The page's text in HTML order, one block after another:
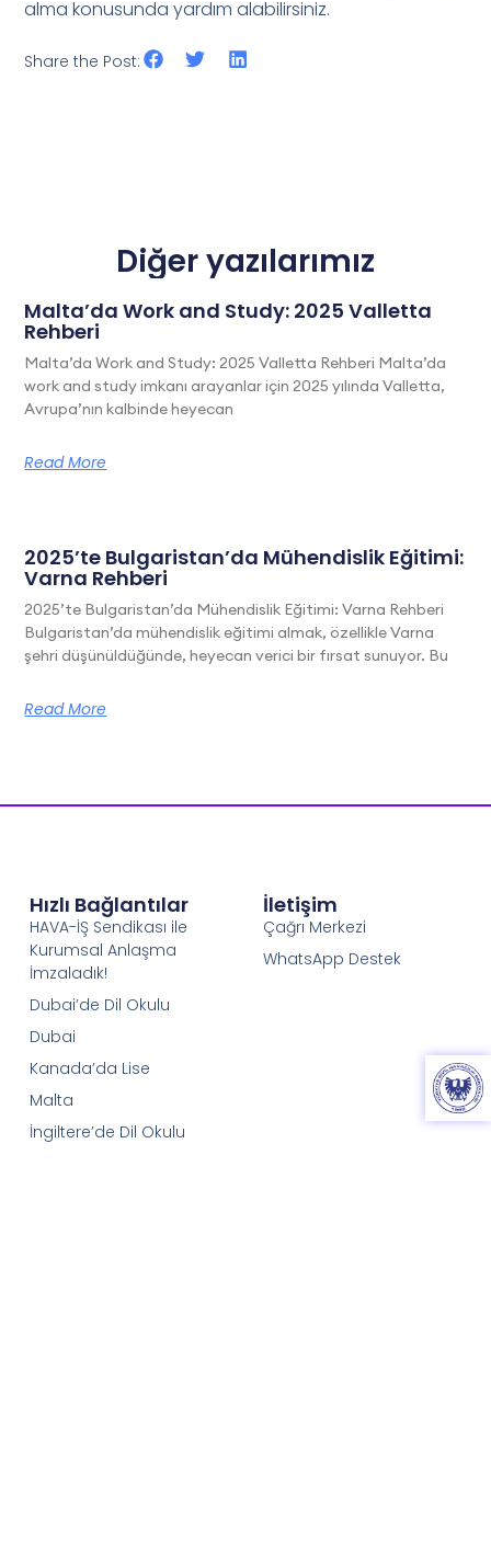
alma konusunda yardım alabilirsiniz.
Share the Post:
Diğer yazılarımız
Malta’da Work and Study: 2025 Valletta
Rehberi
Malta’da Work and Study: 2025 Valletta Rehberi Malta’da
work and study imkanı arayanlar için 2025 yılında Valletta,
Avrupa’nın kalbinde heyecan
Read More
2025’te Bulgaristan’da Mühendislik Eğitimi:
Varna Rehberi
2025’te Bulgaristan’da Mühendislik Eğitimi: Varna Rehberi
Bulgaristan’da mühendislik eğitimi almak, özellikle Varna
şehri düşünüldüğünde, heyecan verici bir fırsat sunuyor. Bu
Read More
Hızlı Bağlantılar
HAVA-İŞ Sendikası ile
Kurumsal Anlaşma
İmzaladık!
Dubai’de Dil Okulu
Dubai
Kanada’da Lise
Malta
İngiltere’de Dil Okulu
İletişim
Çağrı Merkezi
WhatsApp Destek